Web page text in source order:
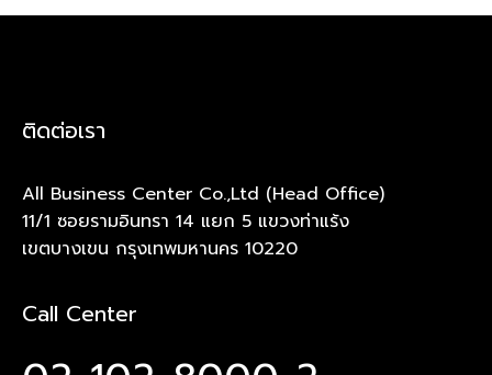
ติดต่อเรา
All Business Center Co.,Ltd (Head Office)
11/1 ซอยรามอินทรา 14 แยก 5 แขวงท่าแร้ง
เขตบางเขน กรุงเทพมหานคร 10220
Call Center